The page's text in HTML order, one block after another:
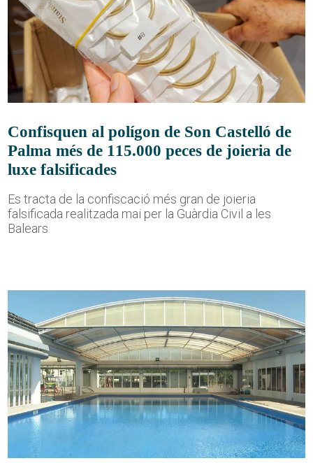
Confisquen al polígon de Son Castelló de
Palma més de 115.000 peces de joieria de
luxe falsificades
Es tracta de la confiscació més gran de joieria
falsificada realitzada mai per la Guàrdia Civil a les
Balears